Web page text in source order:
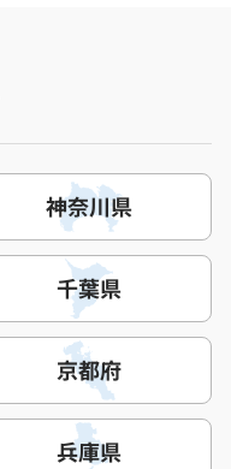
神奈川県
千葉県
京都府
兵庫県